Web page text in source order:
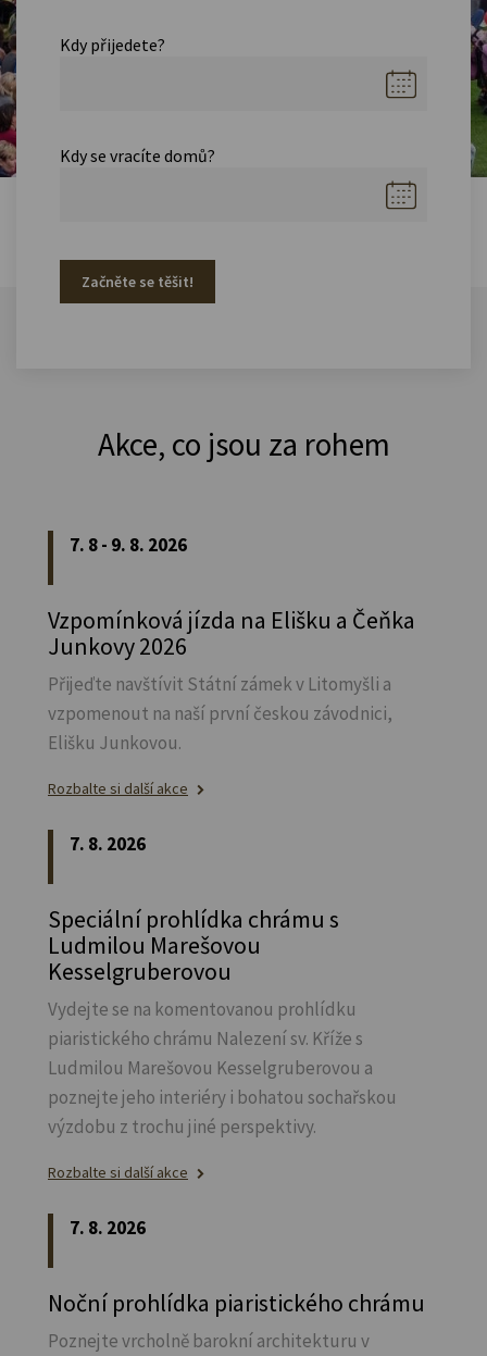
Kdy přijedete?
Kdy se vracíte domů?
Začněte se těšit!
Akce, co jsou za rohem
7. 8 - 9. 8. 2026
Vzpomínková jízda na Elišku a Čeňka
Junkovy 2026
Přijeďte navštívit Státní zámek v Litomyšli a
vzpomenout na naší první českou závodnici,
Elišku Junkovou.
Rozbalte si další akce
7. 8. 2026
Speciální prohlídka chrámu s
Ludmilou Marešovou
Kesselgruberovou
Vydejte se na komentovanou prohlídku
piaristického chrámu Nalezení sv. Kříže s
Ludmilou Marešovou Kesselgruberovou a
poznejte jeho interiéry i bohatou sochařskou
výzdobu z trochu jiné perspektivy.
Rozbalte si další akce
7. 8. 2026
Noční prohlídka piaristického chrámu
Poznejte vrcholně barokní architekturu v